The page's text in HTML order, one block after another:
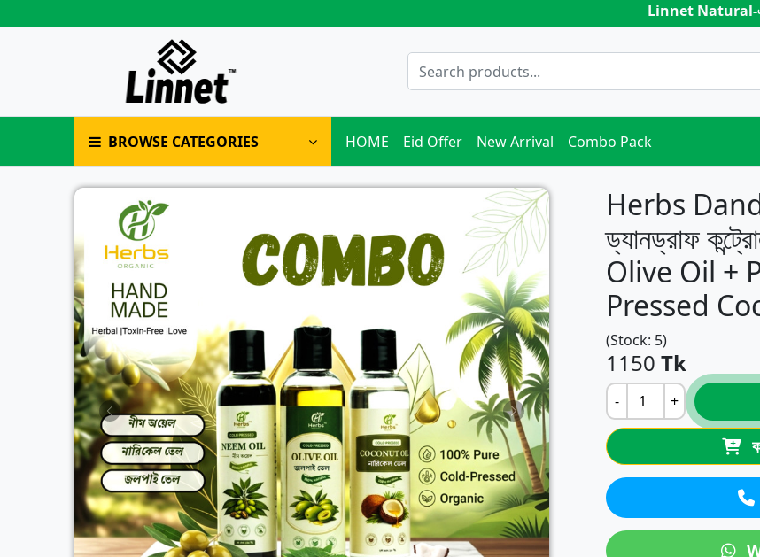
Linnet Natural-এ স্বাগতম ।
BROWSE CATEGORIES HOME Eid Offer New Arrival Combo Pack
Herbs
ড্যানড্রাফ
Olive Oil +
Pressed
(Stock: 5)
1150 Tk
- +